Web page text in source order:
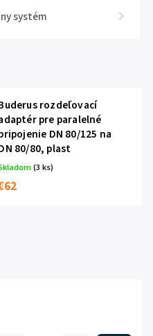
systém
rozdeľovací
pre paralelné
DN 80/125 na
80/80, plast
(3 ks)